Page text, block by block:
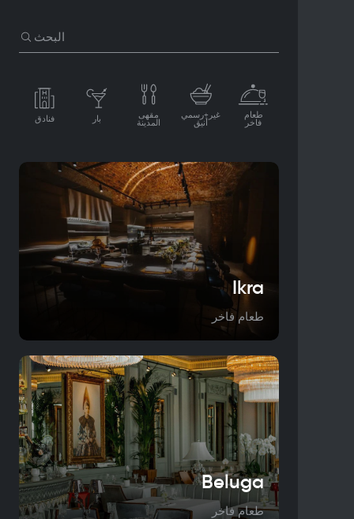
البحث
طعام
فاخر
غير+رسمي
أنيق
مقهى
المدينة بار فنادق
Ikra
طعام فاخر
Beluga
طعام فاخر